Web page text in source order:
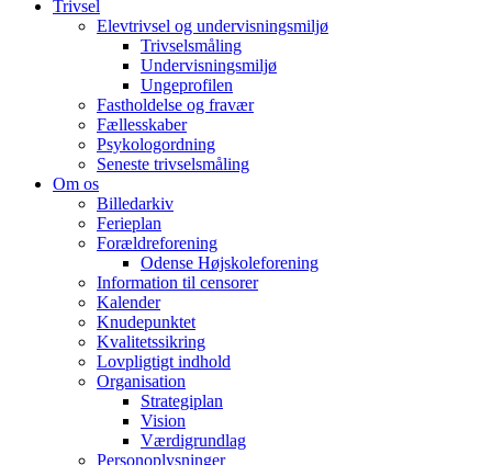
Trivsel
Elevtrivsel og undervisningsmiljø
Trivselsmåling
Undervisningsmiljø
Ungeprofilen
Fastholdelse og fravær
Fællesskaber
Psykologordning
Seneste trivselsmåling
Om os
Billedarkiv
Ferieplan
Forældreforening
Odense Højskoleforening
Information til censorer
Kalender
Knudepunktet
Kvalitetssikring
Lovpligtigt indhold
Organisation
Strategiplan
Vision
Værdigrundlag
Personoplysninger